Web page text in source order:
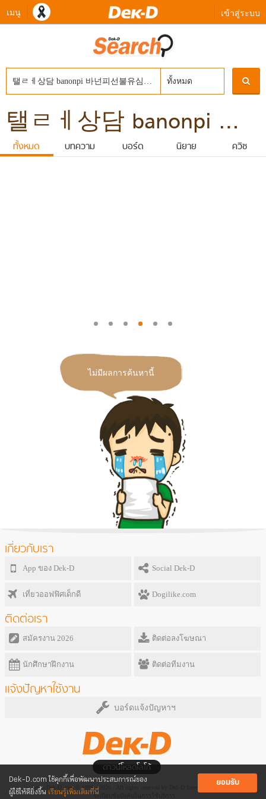
เมนู เข้าสู่ระบบ
Dek-D.com ใช้คุกกี้เพื่อพัฒนาประสบการณ์ของ
ผู้ใช้ให้ดียิ่งขึ้น เรียนรู้เพิ่มเติมที่นี่
ยอมรับ
ทั้งหมด
탤ㄹㅔ상담 banonpi 바넌피선불유심내구제 대포폰선불유심매입 대학생50만원소액대출 구리시장기연체자비대면소액급전대출 10만원개인돈
ทั้งหมด บทความ บอร์ด นิยาย ควิซ
ไม่มีผลการค้นหานี้
เกี่ยวกับเรา
App ของ Dek-D Social Dek-D
เที่ยวออฟฟิศเด็กดี Dogilike.com
ติดต่อเรา
สมัครงาน 2026 ติดต่อลงโฆษณา
นักศึกษาฝึกงาน ติดต่อทีมงาน
แจ้งปัญหาใช้งาน
บอร์ดแจ้งปัญหาฯ
ดาวน์โหลดโลโก้
www.Dek-D.com © 1999 - 2026 ; All rights reserved by Dek-D Interactive Co.,Ltd.
ระเบียบข้อบังคับในการใช้บริการ